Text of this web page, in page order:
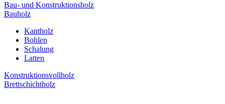
Bau- und Konstruktionsholz
Bauholz
Kantholz
Bohlen
Schalung
Latten
Konstruktionsvollholz
Brettschichtholz